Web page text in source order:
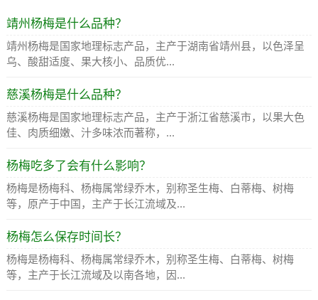
靖州杨梅是什么品种？
靖州杨梅是国家地理标志产品，主产于湖南省靖州县，以色泽呈
乌、酸甜适度、果大核小、品质优...
慈溪杨梅是什么品种？
慈溪杨梅是国家地理标志产品，主产于浙江省慈溪市，以果大色
佳、肉质细嫩、汁多味浓而著称，...
杨梅吃多了会有什么影响？
杨梅是杨梅科、杨梅属常绿乔木，别称圣生梅、白蒂梅、树梅
等，原产于中国，主产于长江流域及...
杨梅怎么保存时间长？
杨梅是杨梅科、杨梅属常绿乔木，别称圣生梅、白蒂梅、树梅
等，主产于长江流域及以南各地，因...